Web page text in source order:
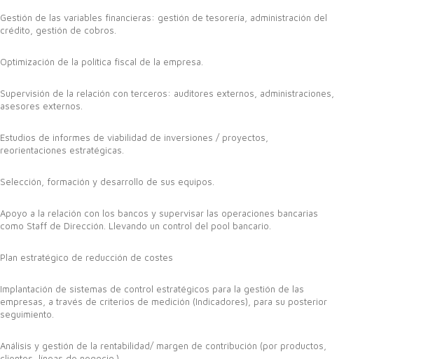
Gestión de las variables financieras: gestión de tesorería, administración del
crédito, gestión de cobros.
Optimización de la política fiscal de la empresa.
Supervisión de la relación con terceros: auditores externos, administraciones,
asesores externos.
Estudios de informes de viabilidad de inversiones / proyectos,
reorientaciones estratégicas.
Selección, formación y desarrollo de sus equipos.
Apoyo a la relación con los bancos y supervisar las operaciones bancarias
como Staff de Dirección. Llevando un control del pool bancario.
Plan estratégico de reducción de costes
Implantación de sistemas de control estratégicos para la gestión de las
empresas, a través de criterios de medición (Indicadores), para su posterior
seguimiento.
Análisis y gestión de la rentabilidad/ margen de contribución (por productos,